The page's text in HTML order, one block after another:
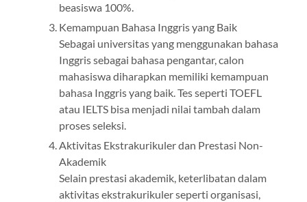
beasiswa 100%.
Kemampuan Bahasa Inggris yang Baik
Sebagai universitas yang menggunakan bahasa
Inggris sebagai bahasa pengantar, calon
mahasiswa diharapkan memiliki kemampuan
bahasa Inggris yang baik. Tes seperti TOEFL
atau IELTS bisa menjadi nilai tambah dalam
proses seleksi.
Aktivitas Ekstrakurikuler dan Prestasi Non-
Akademik
Selain prestasi akademik, keterlibatan dalam
aktivitas ekstrakurikuler seperti organisasi,